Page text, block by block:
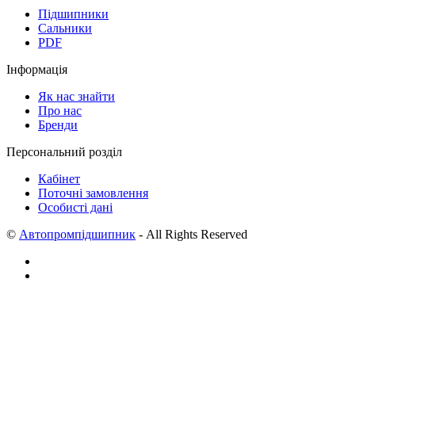
Підшипники
Сальники
PDF
Інформація
Як нас знайти
Про нас
Бренди
Персональний розділ
Кабінет
Поточні замовлення
Особисті дані
© Автопромпідшипник - All Rights Reserved